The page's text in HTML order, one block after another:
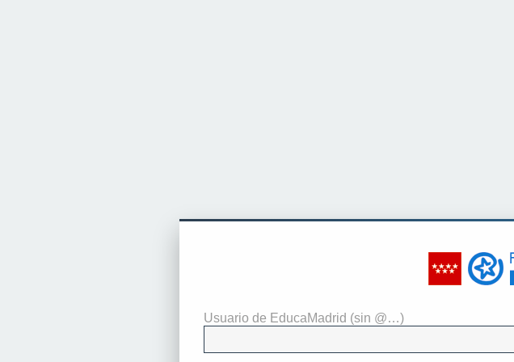
Identificarse
Usuario de EducaMadrid (sin @…)